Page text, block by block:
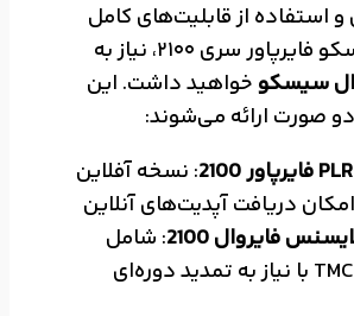
استفاده از قابلیت‌های کامل
سری 2100، نیاز به
سیسکوخواهید داشت. این
صورت ارائه می‌شوند:
: نسخه آفلاین
دریافت آپدیت‌های آنلاین
فایروال 2100
: شامل